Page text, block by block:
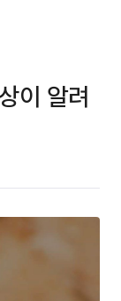
이 알려